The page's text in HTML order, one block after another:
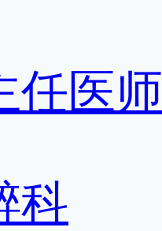
任医师
科